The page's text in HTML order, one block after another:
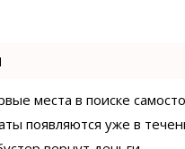
места в поиске
появляются уже в